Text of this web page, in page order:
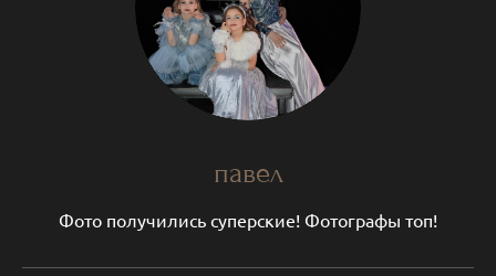
павел
Фото получились суперские! Фотографы топ!